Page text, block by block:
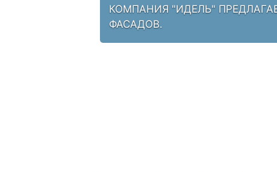
НАШИ МАСТЕРА ИСПОЛЬЗУЮТ
ПРОВЕРЕННЫЕ СПЕЦИАЛИСТЫ,